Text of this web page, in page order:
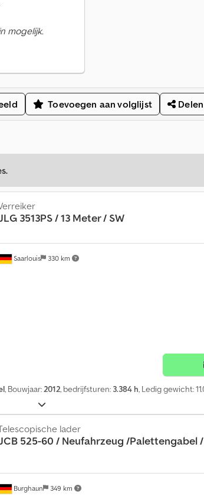
mogelijk.
Toevoegen aan volglijst Delen
Saarlouis 330 km
3513PS / 13 Meter / SW
, Bouwjaar:2012, bedrijfsturen: 3.384 h, Ledig gewicht:
Burghaun 349 km
lader
525-60 / Neufahrzeug /Palettengabel